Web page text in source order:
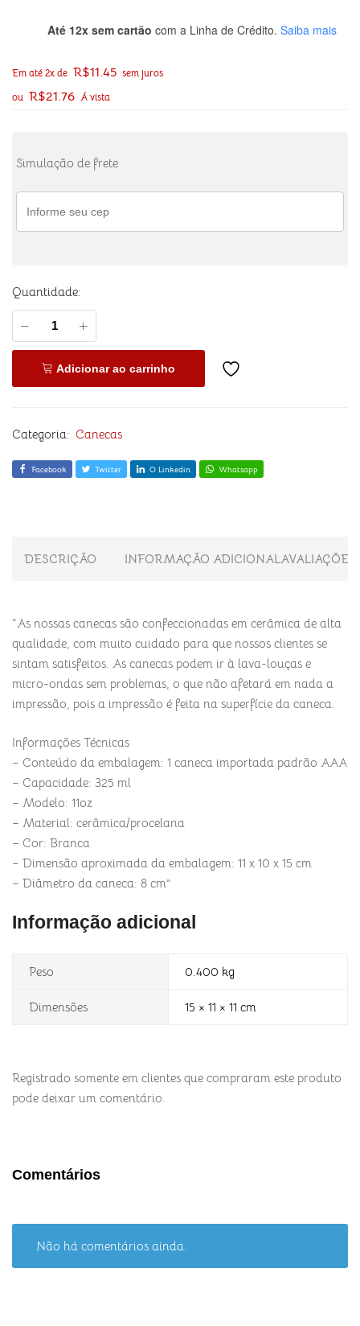
Até 12x sem cartão com a Linha de Crédito. Saiba mais
Em até 2x de R$11.45 sem juros
ou R$21.76 Á vista
Simulação de frete
Quantidade:
Adicionar ao carrinho
Categoria: Canecas
Facebook Twitter O Linkedin Whatsapp
DESCRIÇÃO INFORMAÇÃO ADICIONAL
“As nossas canecas são confeccionadas em cerâmica de alta
qualidade, com muito cuidado para que nossos clientes se
sintam satisfeitos. As canecas podem ir à lava-louças e
micro-ondas sem problemas, o que não afetará em nada a
impressão, pois a impressão é feita na superfície da caneca.
Informações Técnicas
– Conteúdo da embalagem: 1 caneca importada padrão AAA
– Capacidade: 325 ml
– Modelo: 11oz
– Material: cerâmica/procelana
– Cor: Branca
– Dimensão aproximada da embalagem: 11 x 10 x 15 cm
– Diâmetro da caneca: 8 cm”
Informação adicional
Peso 0.400 kg
Dimensões 15 × 11 × 11 cm
Registrado somente em clientes que compraram este produto
pode deixar um comentário.
Comentários
Não há comentários ainda.